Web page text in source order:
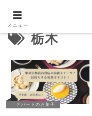
栃木
デパートのお菓子
メニュー